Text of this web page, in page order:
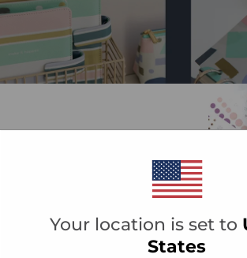
Your location is set to
States
SE NA NÁŠ
emailom upozornenie na
ponuky, prihláste sa k
newsletteru.